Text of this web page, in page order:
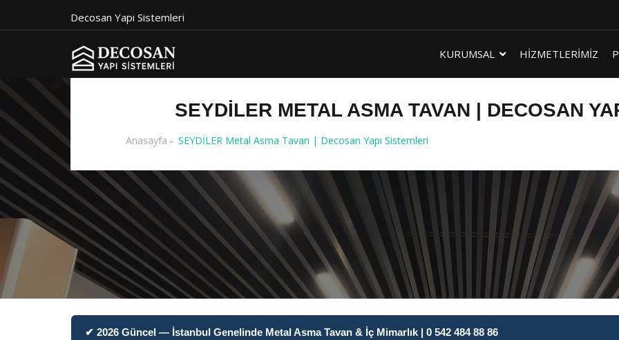
Decosan Yapı Sistemleri
KURUMSAL HİZMETLERİMİZ
SEYDİLER METAL ASMA TAVAN | DECOSAN
Anasayfa SEYDİLER Metal Asma Tavan | Decosan Yapı Sistemleri
✔ 2026 Güncel — İstanbul Genelinde Metal Asma Tavan & İç Mimarlık | 0 542 484 88 86